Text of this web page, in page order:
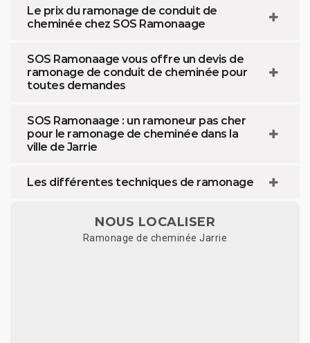
Le prix du ramonage de conduit de
cheminée chez SOS Ramonaage
SOS Ramonaage vous offre un devis de
ramonage de conduit de cheminée pour
toutes demandes
SOS Ramonaage : un ramoneur pas cher
pour le ramonage de cheminée dans la
ville de Jarrie
Les différentes techniques de ramonage
NOUS LOCALISER
Ramonage de cheminée Jarrie